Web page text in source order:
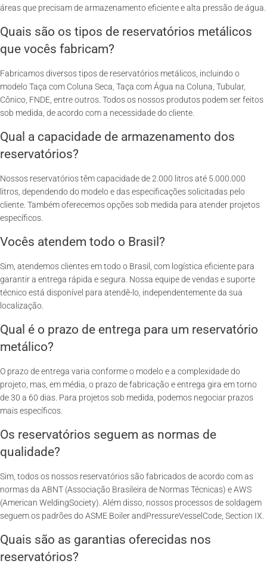
áreas que precisam de armazenamento eficiente e alta pressão de água.
Quais são os tipos de reservatórios metálicos
que vocês fabricam?
Fabricamos diversos tipos de reservatórios metálicos, incluindo o
modelo Taça com Coluna Seca, Taça com Água na Coluna, Tubular,
Cônico, FNDE, entre outros. Todos os nossos produtos podem ser feitos
sob medida, de acordo com a necessidade do cliente.
Qual a capacidade de armazenamento dos
reservatórios?
Nossos reservatórios têm capacidade de 2.000 litros até 5.000.000
litros, dependendo do modelo e das especificações solicitadas pelo
cliente. Também oferecemos opções sob medida para atender projetos
específicos.
Vocês atendem todo o Brasil?
Sim, atendemos clientes em todo o Brasil, com logística eficiente para
garantir a entrega rápida e segura. Nossa equipe de vendas e suporte
técnico está disponível para atendê-lo, independentemente da sua
localização.
Qual é o prazo de entrega para um reservatório
metálico?
O prazo de entrega varia conforme o modelo e a complexidade do
projeto, mas, em média, o prazo de fabricação e entrega gira em torno
de 30 a 60 dias. Para projetos sob medida, podemos negociar prazos
mais específicos.
Os reservatórios seguem as normas de
qualidade?
Sim, todos os nossos reservatórios são fabricados de acordo com as
normas da ABNT (Associação Brasileira de Normas Técnicas) e AWS
(American WeldingSociety). Além disso, nossos processos de soldagem
seguem os padrões do ASME Boiler andPressureVesselCode, Section IX.
Quais são as garantias oferecidas nos
reservatórios?